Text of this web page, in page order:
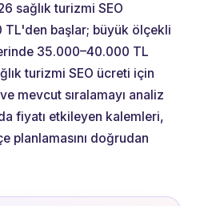
sağlık turizmi SEO
TL'den başlar; büyük ölçekli
35.000–40.000 TL
turizmi SEO ücreti için
mevcut sıralamayı analiz
fiyatı etkileyen kalemleri,
planlamasını doğrudan